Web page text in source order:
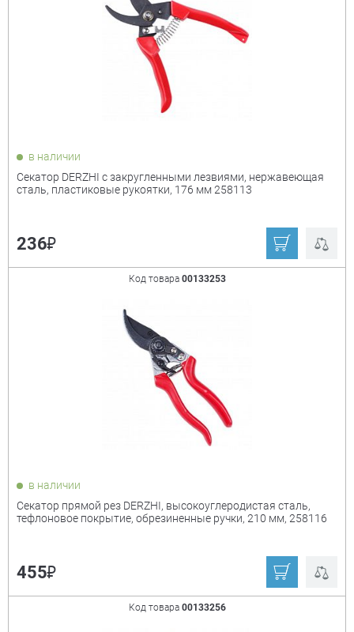
+Цвет
красный серый-красный
синий чёрный
в наличии
Cекатор DERZHI с закругленными лезвиями, нержавеющая
сталь, пластиковые рукоятки, 176 мм 258113
236₽
Код товара 00133253
в наличии
Секатор прямой рез DERZHI, высокоуглеродистая сталь,
тефлоновое покрытие, обрезиненные ручки, 210 мм, 258116
455₽
Код товара 00133256